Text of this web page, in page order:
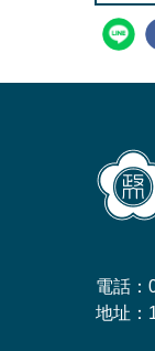
電話：
地址：